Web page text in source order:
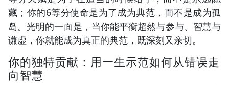
藏；你的6等分使命是为了成为典范，而不是成为孤
岛。光明的一面是，当你能平衡超然与参与、智慧与
谦虚，你就能成为真正的典范，既深刻又亲切。
你的独特贡献：用一生示范如何从错误走
向智慧